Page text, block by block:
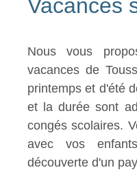
Vacances
Nous vous
vacances de
printemps et d'été
et la durée sont
congés scolaires.
avec vos
découverte d'un